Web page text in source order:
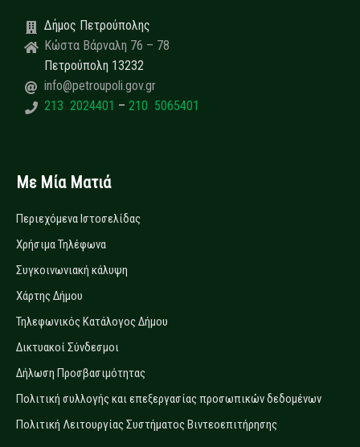
Δήμος Πετρούπολης
Κώστα Βάρναλη 76 – 78
Πετρούπολη 13232
info@petroupoli.gov.gr
213 2024401 – 210 5065401
Με Μία Ματιά
Περιεχόμενα Ιστοσελίδας
Χρήσιμα Τηλέφωνα
Συγκοινωνιακή κάλυψη
Χάρτης Δήμου
Τηλεφωνικός Κατάλογος Δήμου
Δικτυακοί Σύνδεσμοι
Δήλωση Προσβασιμότητας
Πολιτική συλλογής και επεξεργασίας προσωπικών δεδομένων
Πολιτική Λειτουργίας Συστήματος Βιντεοεπιτήρησης